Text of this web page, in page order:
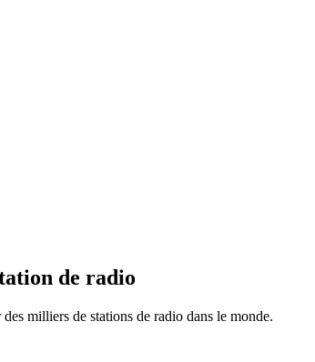
de radio
milliers de stations de radio dans le monde.